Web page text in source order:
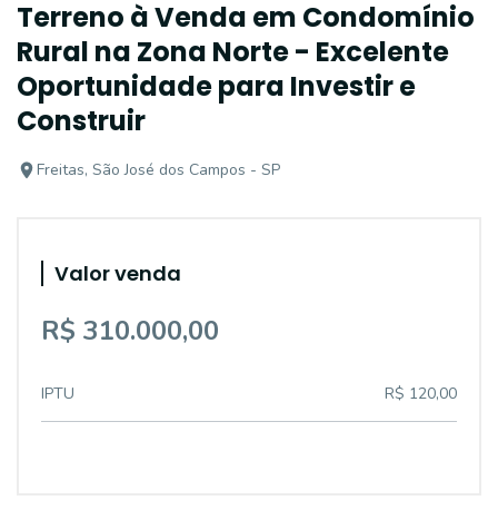
Terreno à Venda em Condomínio
Rural na Zona Norte - Excelente
Oportunidade para Investir e
Construir
Freitas, São José dos Campos - SP
Valor venda
R$ 310.000,00
IPTU R$ 120,00